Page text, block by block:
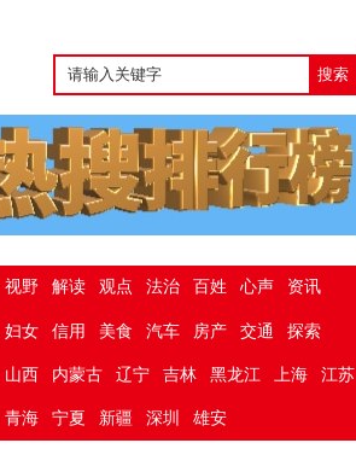
视野 解读 观点 法治 百姓 心声 资讯
妇女 信用 美食 汽车 房产 交通 探索
山西 内蒙古 辽宁 吉林 黑龙江 上海 江苏
青海 宁夏 新疆 深圳 雄安